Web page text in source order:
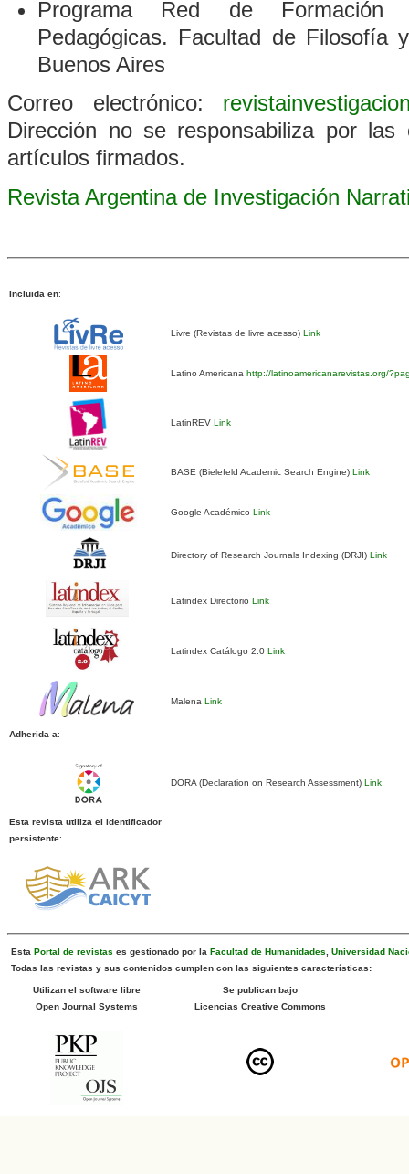
Programa Red de Formación
Pedagógicas. Facultad de Filosofía
Buenos Aires
Correo electrónico:
Dirección no se responsabiliza por las
artículos firmados.
Revista Argentina de Investigación
Incluida en:
Livre (Revistas de livre acesso) Link
Latino Americana http://latinoamericanarevistas.org/
LatinREV Link
BASE (Bielefeld Academic Search Engine) Link
Google Académico Link
Directory of Research Journals Indexing (DRJI) Link
Latindex Directorio Link
Latindex Catálogo 2.0 Link
Malena Link
Adherida a:
DORA (Declaration on Research Assessment) Link
Esta revista utiliza el identificador
persistente:
Esta Portal de revistas es gestionado por la Facultad de Humanidades
Universidad
Todas las revistas y sus contenidos cumplen con las siguientes características:
Utilizan el software libre
Open Journal Systems
Se publican bajo
Licencias Creative Commons